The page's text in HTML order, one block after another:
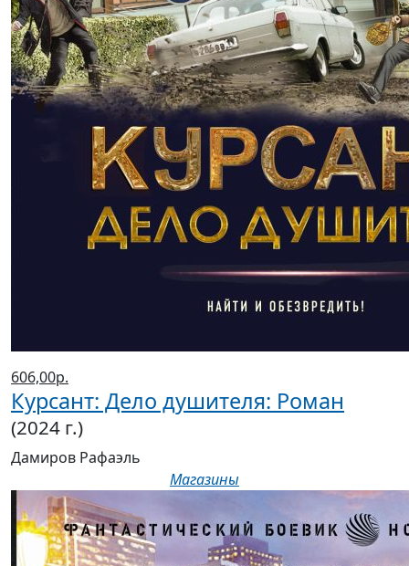
606,00р.
Курсант: Дело душителя: Роман
(2024 г.)
Дамиров Рафаэль
Магазины